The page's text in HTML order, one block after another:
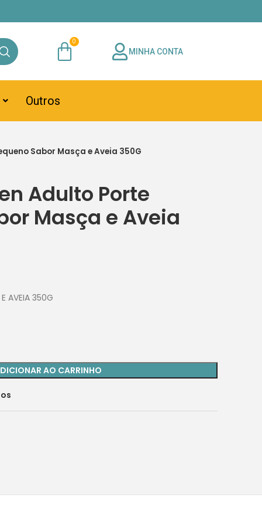
MINHA CONTA
Outros
Sabor Masça e Aveia 350G
Adulto Porte
Masça e Aveia
AVEIA 350G
AO CARRINHO